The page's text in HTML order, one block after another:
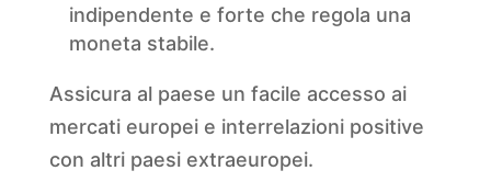
indipendente e forte che regola una
moneta stabile.
Assicura al paese un facile accesso ai
mercati europei e interrelazioni positive
con altri paesi extraeuropei.